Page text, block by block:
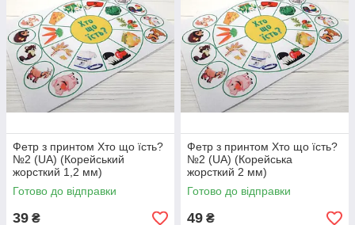
Фетр з принтом Хто що їсть?
№2 (UA) (Корейський
жорсткий 1,2 мм)
Готово до відправки
39 ₴
Фетр з принтом Хто що їсть?
№2 (UA) (Корейська
жорсткий 2 мм)
Готово до відправки
49 ₴